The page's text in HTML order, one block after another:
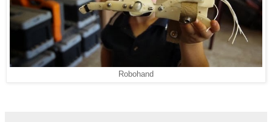
Robohand